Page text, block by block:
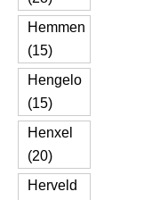
Hemmen
(15)
Hengelo
(15)
Henxel
(20)
Herveld